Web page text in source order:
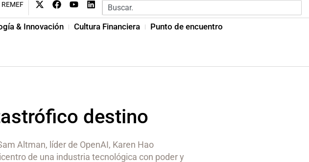
REMEF
& Innovación Cultura Financiera Punto de encuentro
destino
Altman, líder de OpenAI, Karen Hao
de una industria tecnológica con poder y